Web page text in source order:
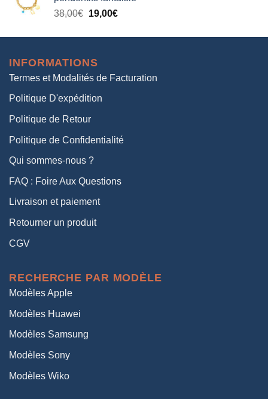
38,00€.19,00€.
38,00€ Le
initial
38,00€.
19,00€Le
actuel
INFORMATIONS
Termes et Modalités de Facturation
Politique D'expédition
Politique de Retour
Politique de Confidentialité
Qui sommes-nous ?
FAQ : Foire Aux Questions
Livraison et paiement
Retourner un produit
CGV
RECHERCHE PAR MODÈLE
Modèles Apple
Modèles Huawei
Modèles Samsung
Modèles Sony
Modèles Wiko